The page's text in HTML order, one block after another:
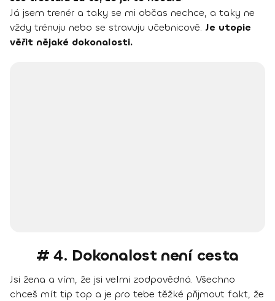
Já jsem trenér a taky se mi občas nechce, a taky ne
vždy trénuju nebo se stravuju učebnicově. Je utopie
věřit nějaké dokonalosti.
# 4. Dokonalost není cesta
Jsi žena a vím, že jsi velmi zodpovědná. Všechno
chceš mít tip top a je pro tebe těžké přijmout fakt, že